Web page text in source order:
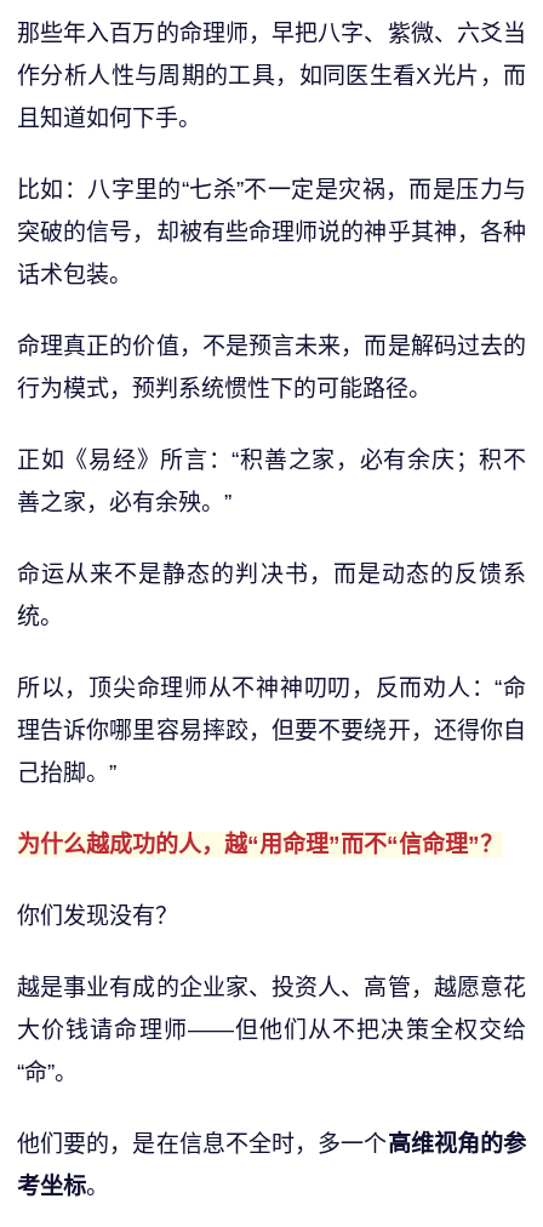
那些年入百万的命理师，早把八字、紫微、六爻当
作分析人性与周期的工具，如同医生看X光片，而
且知道如何下手。
比如：八字里的“七杀”不一定是灾祸，而是压力与
突破的信号，却被有些命理师说的神乎其神，各种
话术包装。
命理真正的价值，不是预言未来，而是解码过去的
行为模式，预判系统惯性下的可能路径。
正如《易经》所言：“积善之家，必有余庆；积不
善之家，必有余殃。”
命运从来不是静态的判决书，而是动态的反馈系
统。
所以，顶尖命理师从不神神叨叨，反而劝人：“命
理告诉你哪里容易摔跤，但要不要绕开，还得你自
己抬脚。”
为什么越成功的人，越“用命理”而不“信命理”？
你们发现没有？
越是事业有成的企业家、投资人、高管，越愿意花
大价钱请命理师——但他们从不把决策全权交给
“命”。
他们要的，是在信息不全时，多一个高维视角的参
考坐标。